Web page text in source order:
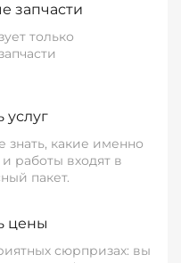
запчасти
только
услуг
знать, какие именно
работы входят в
пакет.
цены
сюрпризах: вы